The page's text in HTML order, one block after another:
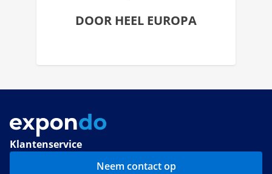
DOOR HEEL EUROPA
Klantenservice
Neem contact op